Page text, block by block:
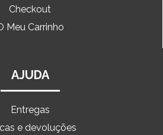
Checkout
Meu Carrinho
AJUDA
Entregas
e devoluções